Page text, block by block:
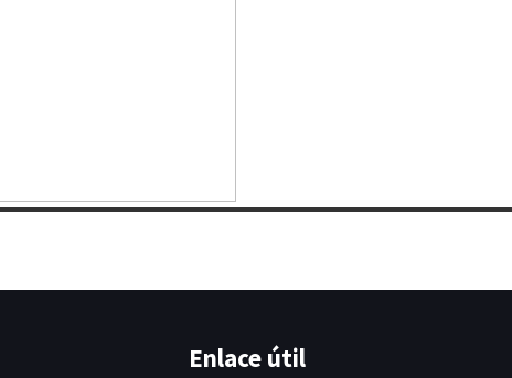
Enlace útil